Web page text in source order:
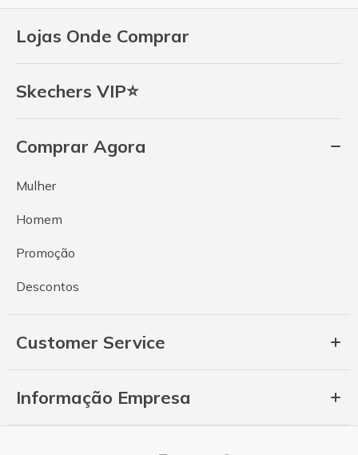
Lojas Onde Comprar
Skechers VIP⭐
Comprar Agora
Mulher
Homem
Promoção
Descontos
Customer Service
Informação Empresa